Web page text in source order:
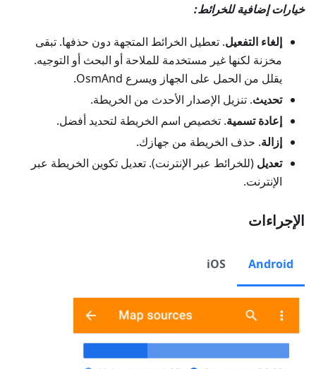
خيارات إضافية للخرائط:
إلغاء التفعيل. تعطيل الخرائط المتجهة دون حذفها. تبقى
مخزنة لكنها غير مستخدمة للملاحة أو البحث أو التوجيه.
يقلل من الحمل على الجهاز ويسرع OsmAnd.
تحديث. تنزيل الإصدار الأحدث من الخريطة.
إعادة تسمية. تخصيص اسم الخريطة لتحديد أفضل.
إزالة. حذف الخريطة من جهازك.
تعديل (للخرائط عبر الإنترنت). تعديل تكوين الخريطة عبر
الإنترنت.
الإجراءات
Android
iOS